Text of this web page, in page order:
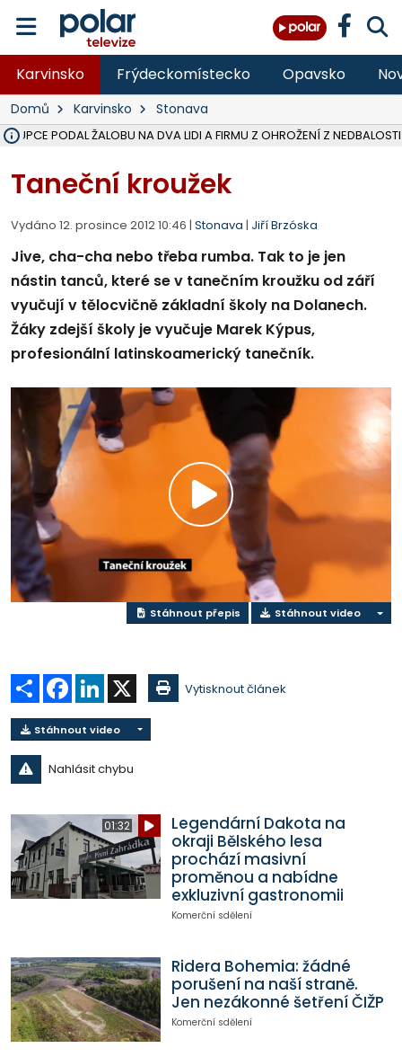
Karvinsko Frýdeckomístecko Opavsko
Domů Karvinsko Stonava
PODAL ŽALOBU NA DVA LIDI A FIRMU Z OHROŽENÍ Z NEDBALOSTI
Taneční kroužek
Vydáno 12. prosince 2012 10:46 | Stonava | Jiří Brzóska
Jive, cha-cha nebo třeba rumba. Tak to je jen
nástin tanců, které se v tanečním kroužku od září
vyučují v tělocvičně základní školy na Dolanech.
Žáky zdejší školy je vyučuje Marek Kýpus,
profesionální latinskoamerický tanečník.
Přehrát
video
Stáhnout přepis Stáhnout video
Sdílet Facebook
LinkedIn Vytisknout článek
Stáhnout video
Nahlásit chybu
01:32
Legendární Dakota na
okraji Bělského lesa
prochází masivní
proměnou a nabídne
exkluzivní gastronomii
Komerční sdělení
Ridera Bohemia: žádné
porušení na naší straně.
Jen nezákonné šetření ČIŽP
Komerční sdělení